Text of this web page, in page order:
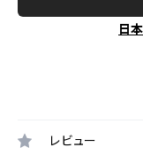
日
レビュー